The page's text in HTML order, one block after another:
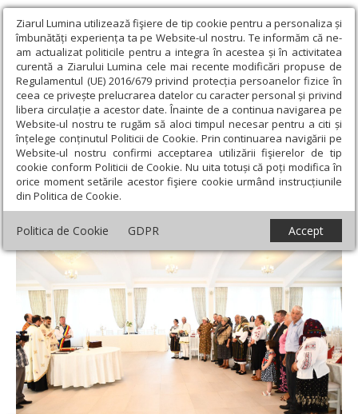
Ziarul Lumina utilizează fişiere de tip cookie pentru a personaliza și
îmbunătăți experiența ta pe Website-ul nostru. Te informăm că ne-
am actualizat politicile pentru a integra în acestea și în activitatea
curentă a Ziarului Lumina cele mai recente modificări propuse de
Regulamentul (UE) 2016/679 privind protecția persoanelor fizice în
ceea ce privește prelucrarea datelor cu caracter personal și privind
libera circulație a acestor date. Înainte de a continua navigarea pe
Website-ul nostru te rugăm să aloci timpul necesar pentru a citi și
înțelege conținutul Politicii de Cookie. Prin continuarea navigării pe
Website-ul nostru confirmi acceptarea utilizării fişierelor de tip
cookie conform Politicii de Cookie. Nu uita totuși că poți modifica în
orice moment setările acestor fişiere cookie urmând instrucțiunile
din Politica de Cookie.
Politica de Cookie GDPR Accept
Ziarul Lumina › Regionale › Moldova › Emoţie, bucurie şi
tradiţie în comuna Cornu Luncii
Emoţie, bucurie şi tradiţie în comuna
Cornu Luncii